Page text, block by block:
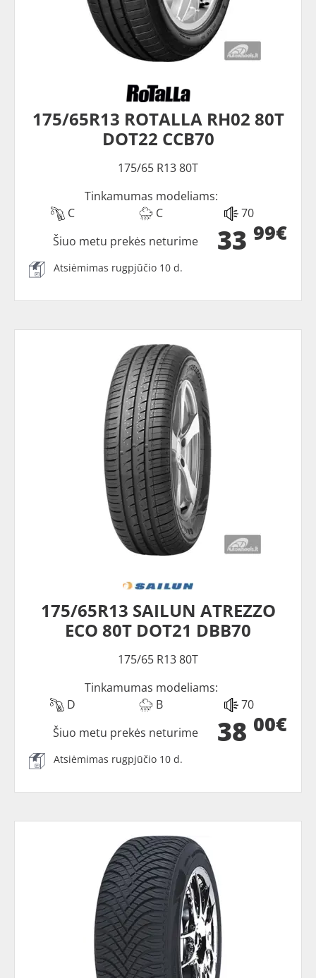
175/65R13 ROTALLA RH02 80T
DOT22 CCB70
175/65 R13 80T
Tinkamumas modeliams:
C
C 70
33 99€
Šiuo metu prekės neturime
Atsiėmimas rugpjūčio 10 d.
175/65R13 SAILUN ATREZZO
ECO 80T DOT21 DBB70
175/65 R13 80T
Tinkamumas modeliams:
D
B 70
38 00€
Šiuo metu prekės neturime
Atsiėmimas rugpjūčio 10 d.